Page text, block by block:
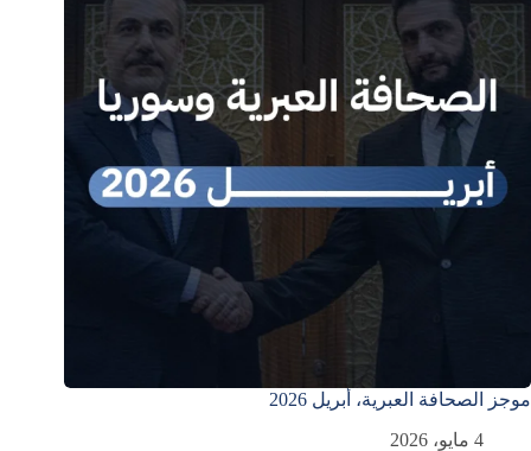
موجز الصحافة العبرية، أبريل 2026
4 مايو، 2026